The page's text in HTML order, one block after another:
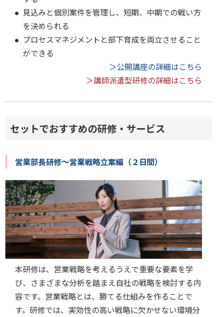
見込みと個別案件を管理し、短期、中期での戦い方
を決められる
プロセスマネジメントと部下育成を両立させること
ができる
＞公開講座の詳細はこちら
＞講師派遣型研修の詳細はこちら
セットでおすすめの研修・サービス
営業部長研修～営業戦略立案編（２日間）
本研修は、営業戦略を考えるうえで重要な要素を学
び、さまざまな分析を踏まえ自社の戦略を検討する内
容です。営業戦略とは、勝てる仕組みを作ることで
す。研修では、実効性の高い戦略に欠かせない環境分